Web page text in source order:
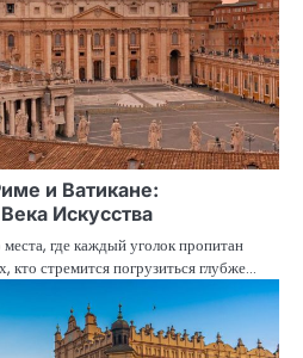
и Ватикане:
Искусства
где каждый уголок пропитан
кто стремится погрузиться глубже…